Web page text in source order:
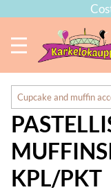
Cupcake and muffin
KPL/PKT